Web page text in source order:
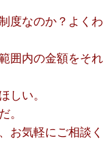
度なのか？よくわ
囲内の金額をそれ
しい。
。
お気軽にご相談く